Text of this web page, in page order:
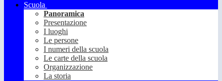
Scuola
Panoramica
Presentazione
I luoghi
Le persone
I numeri della scuola
Le carte della scuola
Organizzazione
La storia